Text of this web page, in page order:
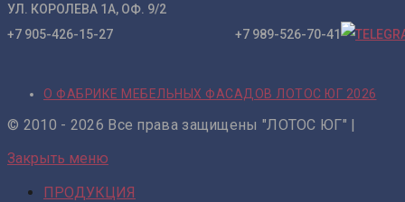
УЛ. КОРОЛЕВА 1А, ОФ. 9/2
+7 905-426-15-27 +7 989-526-70-41
О ФАБРИКЕ МЕБЕЛЬНЫХ ФАСАДОВ ЛОТОС ЮГ 2026
© 2010 - 2026 Все права защищены "ЛОТОС ЮГ" |
Закрыть меню
ПРОДУКЦИЯ